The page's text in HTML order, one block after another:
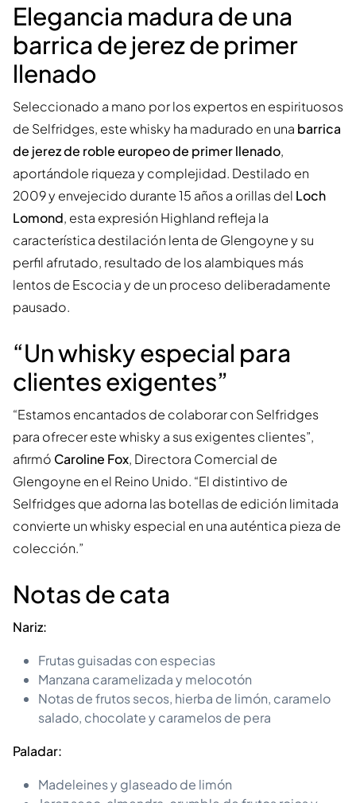
Elegancia madura de una
barrica de jerez de primer
llenado
Seleccionado a mano por los expertos en espirituosos
de Selfridges, este whisky ha madurado en una barrica
de jerez de roble europeo de primer llenado,
aportándole riqueza y complejidad. Destilado en
2009 y envejecido durante 15 años a orillas del Loch
Lomond, esta expresión Highland refleja la
característica destilación lenta de Glengoyne y su
perfil afrutado, resultado de los alambiques más
lentos de Escocia y de un proceso deliberadamente
pausado.
“Un whisky especial para
clientes exigentes”
“Estamos encantados de colaborar con Selfridges
para ofrecer este whisky a sus exigentes clientes”,
afirmó Caroline Fox, Directora Comercial de
Glengoyne en el Reino Unido. “El distintivo de
Selfridges que adorna las botellas de edición limitada
convierte un whisky especial en una auténtica pieza de
colección.”
Notas de cata
Nariz:
Frutas guisadas con especias
Manzana caramelizada y melocotón
Notas de frutos secos, hierba de limón, caramelo
salado, chocolate y caramelos de pera
Paladar:
Madeleines y glaseado de limón